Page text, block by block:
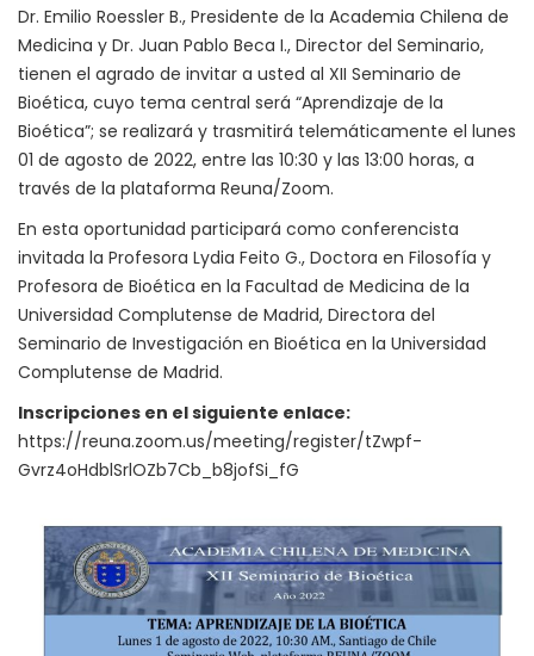
Dr. Emilio Roessler B., Presidente de la Academia Chilena de
Medicina y Dr. Juan Pablo Beca I., Director del Seminario,
tienen el agrado de invitar a usted al XII Seminario de
Bioética, cuyo tema central será “Aprendizaje de la
Bioética”; se realizará y trasmitirá telemáticamente el lunes
01 de agosto de 2022, entre las 10:30 y las 13:00 horas, a
través de la plataforma Reuna/Zoom.
En esta oportunidad participará como conferencista
invitada la Profesora Lydia Feito G., Doctora en Filosofía y
Profesora de Bioética en la Facultad de Medicina de la
Universidad Complutense de Madrid, Directora del
Seminario de Investigación en Bioética en la Universidad
Complutense de Madrid.
Inscripciones en el siguiente enlace:
https://reuna.zoom.us/meeting/register/tZwpf-
Gvrz4oHdblSrlOZb7Cb_b8jofSi_fG